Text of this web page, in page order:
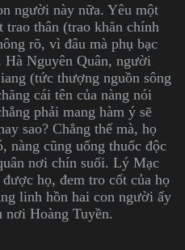
người này nữa. Yêu một
thân (trao khăn chính
rõ, vì đâu mà phụ bạc
Nguyên Quân, người
(tức thượng nguồn sông
cái tên của nàng nói
phải mang hàm ý sẽ
sao? Chẳng thế mà, họ
nàng cũng uống thuốc độc
nơi chín suối. Lý Mạc
họ, đem tro cốt của họ
linh hồn hai con người ấy
Hoàng Tuyền.